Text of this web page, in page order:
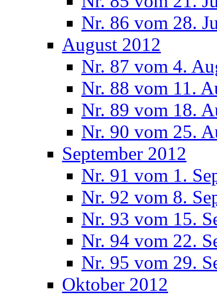
Nr. 86 vom 28.
August 2012
Nr. 87 vom 4.
Nr. 88 vom 11.
Nr. 89 vom 18.
Nr. 90 vom 25.
September 2012
Nr. 91 vom 1.
Nr. 92 vom 8.
Nr. 93 vom 15.
Nr. 94 vom 22.
Nr. 95 vom 29.
Oktober 2012